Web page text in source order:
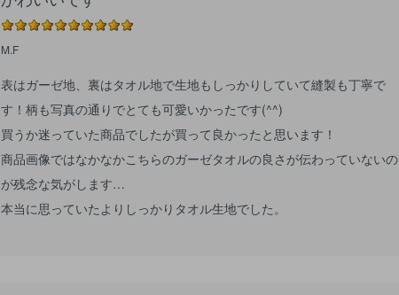
M.F
表はガーゼ地、裏はタオル地で生地もしっかりしていて縫製も丁寧で
す！柄も写真の通りでとても可愛いかったです(^^)
買うか迷っていた商品でしたが買って良かったと思います！
商品画像ではなかなかこちらのガーゼタオルの良さが伝わっていないの
が残念な気がします…
本当に思っていたよりしっかりタオル生地でした。